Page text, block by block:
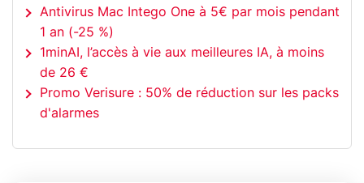
Antivirus Mac Intego One à 5€ par mois pendant
1 an (-25 %)
1minAI, l’accès à vie aux meilleures IA, à moins
de 26 €
Promo Verisure : 50% de réduction sur les packs
d'alarmes